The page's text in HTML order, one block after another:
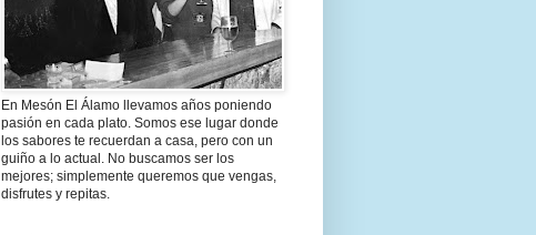
En Mesón El Álamo llevamos años poniendo
pasión en cada plato. Somos ese lugar donde
los sabores te recuerdan a casa, pero con un
guiño a lo actual. No buscamos ser los
mejores; simplemente queremos que vengas,
disfrutes y repitas.